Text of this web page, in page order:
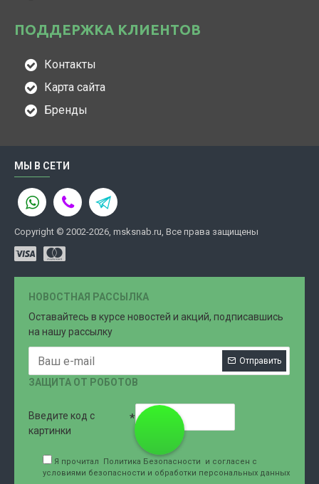
ПОДДЕРЖКА КЛИЕНТОВ
Контакты
Карта сайта
Бренды
МЫ В СЕТИ
Copyright © 2002-2026, msksnab.ru, Все права защищены
НОВОСТНАЯ РАССЫЛКА
Оставайтесь в курсе новостей и акций, подписавшись
на нашу рассылку
Отправить
ЗАЩИТА ОТ РОБОТОВ
Введите код с
картинки
Я прочитал Политика Безопасности
и согласен с
условиями безопасности и обработки персональных данных
707-76-